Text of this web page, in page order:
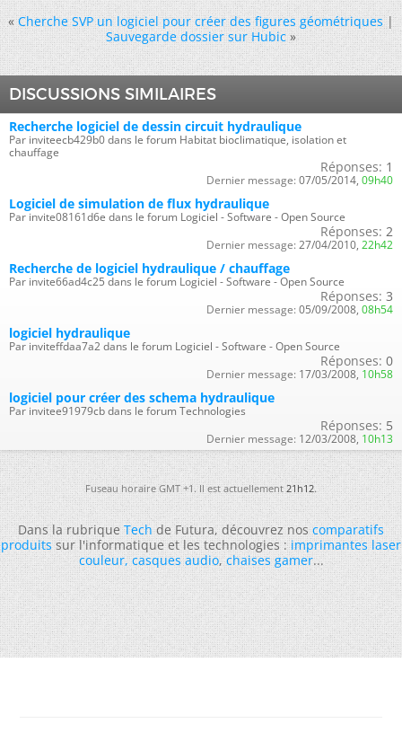
« Cherche SVP un logiciel pour créer des figures géométriques|
Sauvegarde dossier sur Hubic »
DISCUSSIONS SIMILAIRES
Recherche logiciel de dessin circuit hydraulique
Par inviteecb429b0 dans le forum Habitat bioclimatique, isolation et
chauffage
Réponses: 1
Dernier message: 07/05/2014, 09h40
Logiciel de simulation de flux hydraulique
Par invite08161d6e dans le forum Logiciel - Software - Open Source
Réponses: 2
Dernier message: 27/04/2010, 22h42
Recherche de logiciel hydraulique / chauffage
Par invite66ad4c25 dans le forum Logiciel - Software - Open Source
Réponses: 3
Dernier message: 05/09/2008, 08h54
logiciel hydraulique
Par inviteffdaa7a2 dans le forum Logiciel - Software - Open Source
Réponses: 0
Dernier message: 17/03/2008, 10h58
logiciel pour créer des schema hydraulique
Par invitee91979cb dans le forum Technologies
Réponses: 5
Dernier message: 12/03/2008, 10h13
Fuseau horaire GMT +1. Il est actuellement21h12.
Dans la rubriqueTechde Futura, découvrez noscomparatifs
produitssur l'informatique et les technologies :imprimantes laser
couleur,casques audio,chaises gamer...